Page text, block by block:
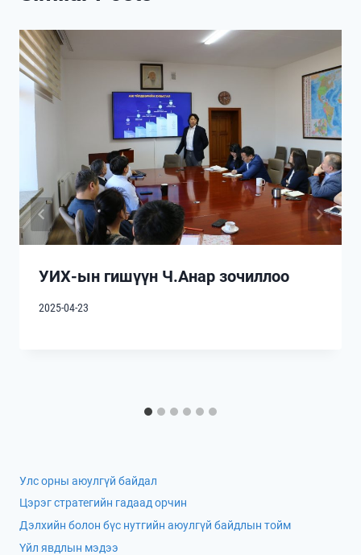
УИХ-ын гишүүн Ч.Анар зочиллоо
2025-04-23
Улс орны аюулгүй байдал
Цэрэг стратегийн гадаад орчин
Дэлхийн болон бүс нутгийн аюулгүй байдлын тойм
Үйл явдлын мэдээ